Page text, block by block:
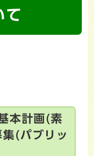
て
本計画(素
(パブリッ